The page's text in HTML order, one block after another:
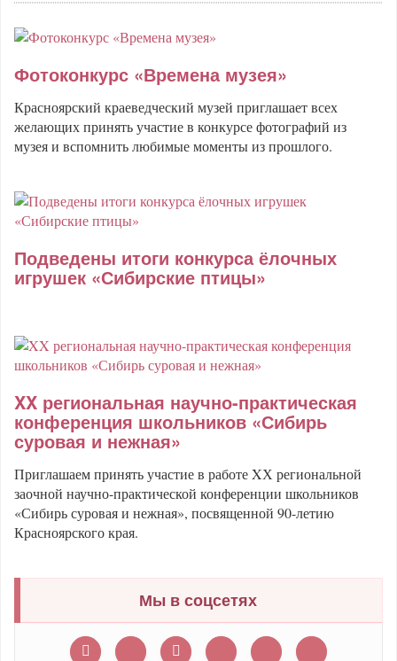
Фотоконкурс «Времена музея»
Красноярский краеведческий музей приглашает всех
желающих принять участие в конкурсе фотографий из
музея и вспомнить любимые моменты из прошлого.
Подведены итоги конкурса ёлочных
игрушек «Сибирские птицы»
XX региональная научно-практическая
конференция школьников «Сибирь
суровая и нежная»
Приглашаем принять участие в работе XХ региональной
заочной научно-практической конференции школьников
«Сибирь суровая и нежная», посвященной 90-летию
Красноярского края.
Мы в соцсетях